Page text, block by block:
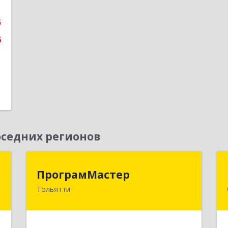
регионов
ПрограмМастер
Тольятти
445004, Самарская обл, Тольятти г,